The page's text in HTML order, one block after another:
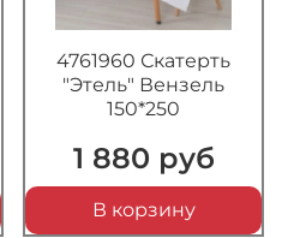
4761960 Скатерть
"Этель" Вензель
150*250
1 880 руб
В корзину